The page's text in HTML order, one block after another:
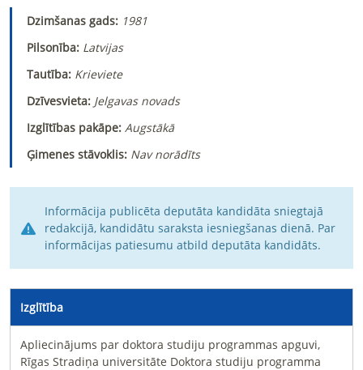
Dzimšanas gads: 1981
Pilsonība: Latvijas
Tautība: Krieviete
Dzīvesvieta: Jelgavas novads
Izglītības pakāpe: Augstākā
Ģimenes stāvoklis: Nav norādīts
Informācija publicēta deputāta kandidāta sniegtajā
redakcijā, kandidātu saraksta iesniegšanas dienā. Par
informācijas patiesumu atbild deputāta kandidāts.
Izglītība
Apliecinājums par doktora studiju programmas apguvi,
Rīgas Stradiņa universitāte Doktora studiju programma